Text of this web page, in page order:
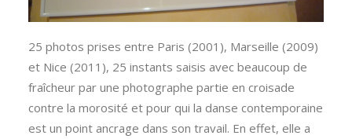
25 photos prises entre Paris (2001), Marseille (2009)
et Nice (2011), 25 instants saisis avec beaucoup de
fraîcheur par une photographe partie en croisade
contre la morosité et pour qui la danse contemporaine
est un point ancrage dans son travail. En effet, elle a